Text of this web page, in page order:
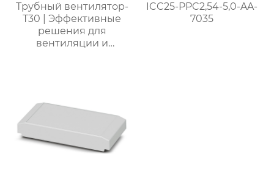
Трубный вентилятор-
T30 | Эффективные
решения для
вентиляции и
ICC25-PPC2,54-5,0-AA-
7035